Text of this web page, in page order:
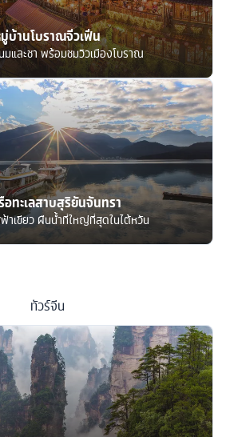
บ้านโบราณจิ่วเฟิ่น
และชา พร้อมชมวิวเมืองโบราณ
อทะเลสาบสุริยันจันทรา
าเขียว ผืนน้ำที่ใหญ่ที่สุดในไต้หวัน
ทัวร์จีน